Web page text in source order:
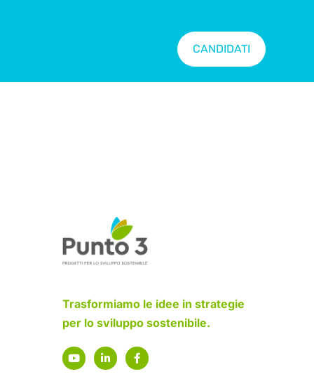
CANDIDATI
Trasformiamo le idee in strategie
per lo sviluppo sostenibile.